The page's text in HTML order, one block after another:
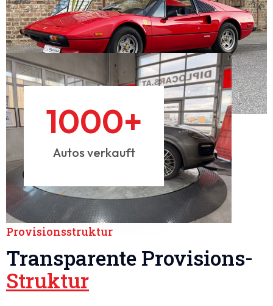
Autos verkauft
1000+
Provisionsstruktur
Transparente Provisions-
Struktur